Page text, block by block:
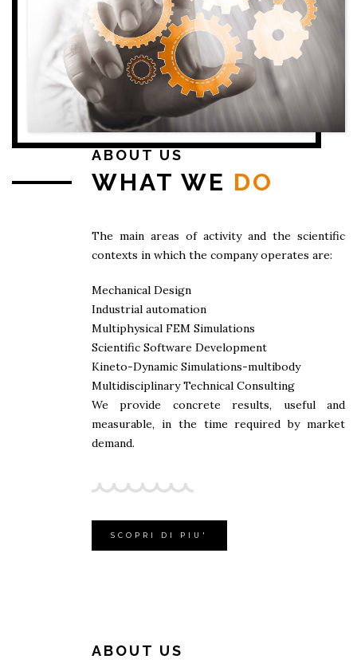
ABOUT US
WHAT WE DO
The main areas of activity and the scientific
contexts in which the company operates are:
Mechanical Design
Industrial automation
Multiphysical FEM Simulations
Scientific Software Development
Kineto-Dynamic Simulations-multibody
Multidisciplinary Technical Consulting
We provide concrete results, useful and
measurable, in the time required by market
demand.
SCOPRI DI PIU'
ABOUT US